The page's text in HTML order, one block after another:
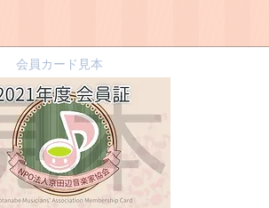
会員カード見本